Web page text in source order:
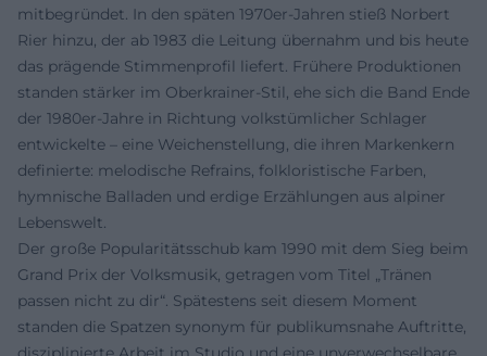
mitbegründet. In den späten 1970er-Jahren stieß Norbert
Rier hinzu, der ab 1983 die Leitung übernahm und bis heute
das prägende Stimmenprofil liefert. Frühere Produktionen
standen stärker im Oberkrainer-Stil, ehe sich die Band Ende
der 1980er-Jahre in Richtung volkstümlicher Schlager
entwickelte – eine Weichenstellung, die ihren Markenkern
definierte: melodische Refrains, folkloristische Farben,
hymnische Balladen und erdige Erzählungen aus alpiner
Lebenswelt.
Der große Popularitätsschub kam 1990 mit dem Sieg beim
Grand Prix der Volksmusik, getragen vom Titel „Tränen
passen nicht zu dir“. Spätestens seit diesem Moment
standen die Spatzen synonym für publikumsnahe Auftritte,